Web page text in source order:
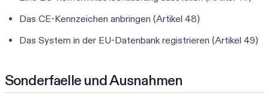
Das CE-Kennzeichen anbringen (Artikel 48)
Das System in der EU-Datenbank registrieren (Artikel 49)
Sonderfaelle und Ausnahmen